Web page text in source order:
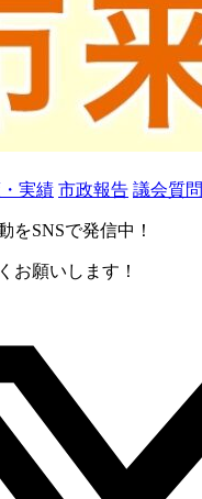
実績 市政報告 議会質問
をSNSで発信中！
お願いします！